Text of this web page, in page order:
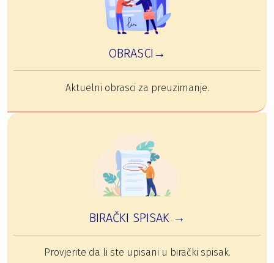
OBRASCI→
Aktuelni obrasci za preuzimanje.
BIRAČKI SPISAK →
Provjerite da li ste upisani u birački spisak.